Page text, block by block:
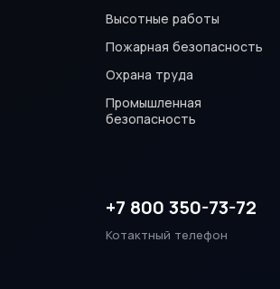
Высотные работы
Пожарная безопасность
Охрана труда
Промышленная
безопасность
+7 800 350-73-72
Котактный телефон